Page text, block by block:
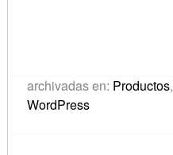
archivadas en: Productos,
WordPress